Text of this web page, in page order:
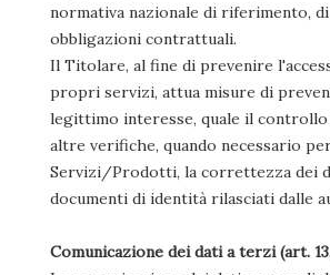
normativa nazionale di riferimento,
obbligazioni contrattuali.
Il Titolare, al fine di prevenire
propri servizi, attua misure di
legittimo interesse, quale il
altre verifiche, quando necessario
Servizi/Prodotti, la correttezza dei
documenti di identità rilasciati dalle
Comunicazione dei dati a terzi (art.